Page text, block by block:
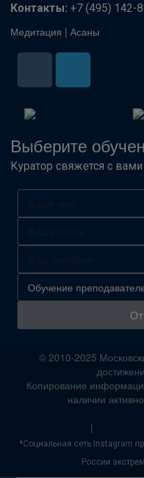
Контакты: +7 (495) 142-
Медитация | Асаны
Выберите
Куратор свяжется с
© 2010-2025
Копирование
наличии
|
*Социальная сеть Instagram
России